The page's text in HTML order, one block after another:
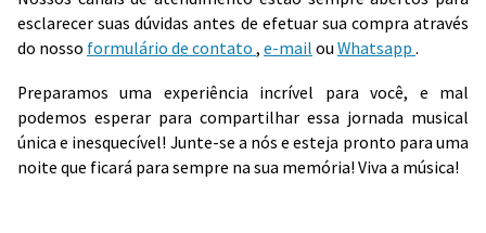
esclarecer suas dúvidas antes de efetuar sua compra através
do nosso formulário de contato , e-mail ou Whatsapp .
Preparamos uma experiência incrível para você, e mal
podemos esperar para compartilhar essa jornada musical
única e inesquecível! Junte-se a nós e esteja pronto para uma
noite que ficará para sempre na sua memória! Viva a música!